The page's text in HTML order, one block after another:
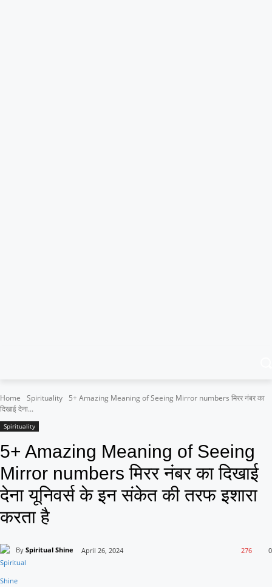
Home Spirituality
5+ Amazing Meaning of Seeing Mirror numbers मिरर नंबर का
दिखाई देना...
Spirituality
5+ Amazing Meaning of Seeing
Mirror numbers मिरर नंबर का दिखाई
देना यूनिवर्स के इन संकेत की तरफ इशारा
करता है
By Spiritual Shine April 26, 2024 0
276